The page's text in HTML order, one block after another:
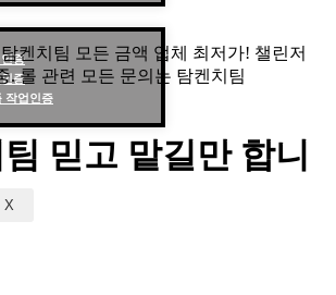
증
증
작업인증
X
믿고 맡길만 합니